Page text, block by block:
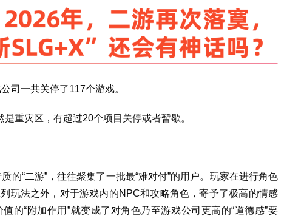
司一共关停了117个游戏。
是重灾区，有超过20个项目关停或者暂歇。
质的“二游”，往往聚集了一批最“难对付”的用户。玩家在进行角色
玩法之外，对于游戏内的NPC和攻略角色，寄予了极高的情感
的“附加作用”就变成了对角色乃至游戏公司更高的“道德感”要